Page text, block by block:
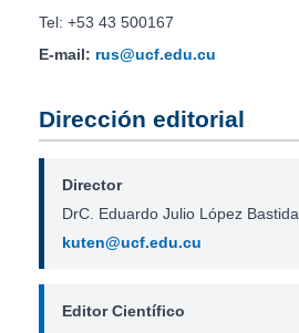
Tel: +53 43 500167
E-mail: rus@ucf.edu.cu
Dirección editorial
Director
DrC. Eduardo Julio López Bastida
kuten@ucf.edu.cu
Editor Científico